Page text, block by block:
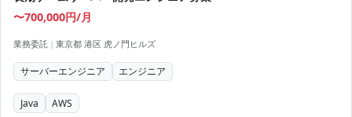
〜700,000円/月
業務委託 | 東京都 港区 虎ノ門ヒルズ
サーバーエンジニア エンジニア
Java AWS